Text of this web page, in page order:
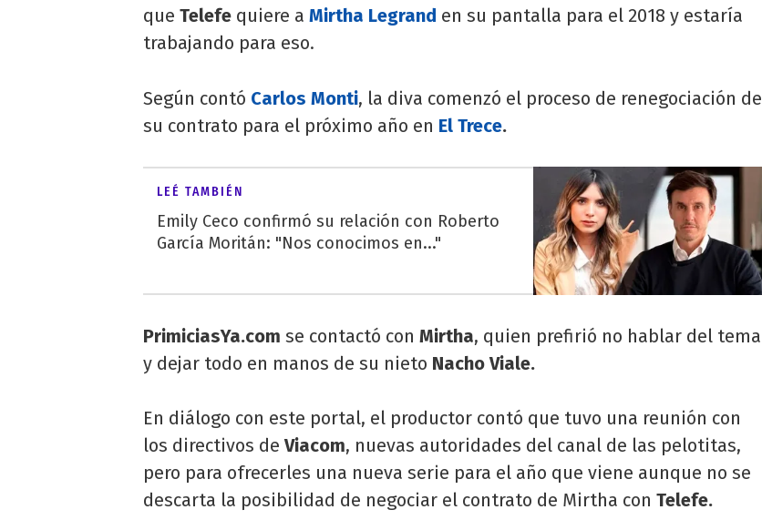
que Telefe quiere a Mirtha Legrand en su pantalla para el 2018 y estaría
trabajando para eso.
Según contó Carlos Monti, la diva comenzó el proceso de renegociación de
su contrato para el próximo año en El Trece.
LEÉ TAMBIÉN
Emily Ceco confirmó su relación con Roberto
García Moritán: "Nos conocimos en..."
PrimiciasYa.com se contactó con Mirtha, quien prefirió no hablar del tema
y dejar todo en manos de su nieto Nacho Viale.
En diálogo con este portal, el productor contó que tuvo una reunión con
los directivos deViacom, nuevas autoridades del canal de las pelotitas,
pero para ofrecerles una nueva serie para el año que viene aunque no se
descarta la posibilidad de negociar el contrato de Mirtha con Telefe.